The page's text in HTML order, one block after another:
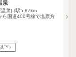
泉
温泉口駅5.87km
ら国道400号線で塩原方
下）